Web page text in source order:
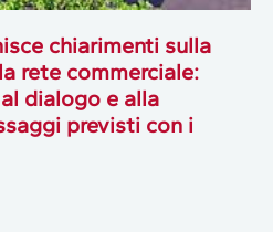
chiarimenti sulla
rete commerciale:
dialogo e alla
previsti con i